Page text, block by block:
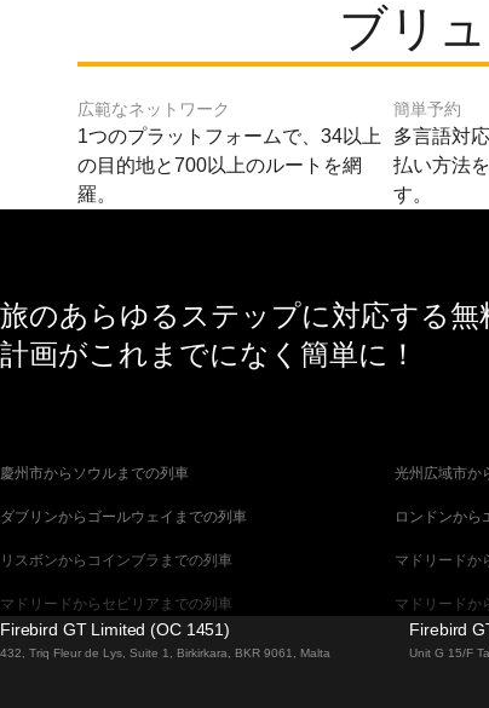
ブリ
広範なネットワーク
1つのプラットフォームで、34以上
の目的地と700以上のルートを網
羅。
簡単予約
多言語対
払い方法
す。
旅のあらゆるステップに対応する
計画がこれまでになく簡単に！
慶州市からソウルまでの列車 光州広域市か
ダブリンからゴールウェイまでの列車 ロンドンから
リスボンからコインブラまでの列車 マドリードか
マドリードからセビリアまでの列車 マドリードか
バルセロナからセビリアまでの列車 バルセロナ
Firebird GT Limited (OC 1451)
432, Triq Fleur de Lys, Suite 1, Birkirkara, BKR 9061, Malta
Firebird
Unit G 15/F